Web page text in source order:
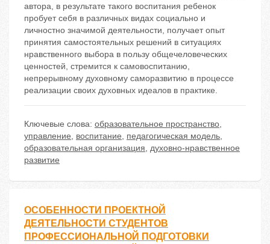
автора, в результате такого воспитания ребенок
пробует себя в различных видах социально и
личностно значимой деятельности, получает опыт
принятия самостоятельных решений в ситуациях
нравственного выбора в пользу общечеловеческих
ценностей, стремится к самовоспитанию,
непрерывному духовному саморазвитию в процессе
реализации своих духовных идеалов в практике.
Ключевые слова: образовательное пространство,
управление, воспитание, педагогическая модель,
образовательная организация, духовно-нравственное
развитие
ОСОБЕННОСТИ ПРОЕКТНОЙ
ДЕЯТЕЛЬНОСТИ СТУДЕНТОВ
ПРОФЕССИОНАЛЬНОЙ ПОДГОТОВКИ